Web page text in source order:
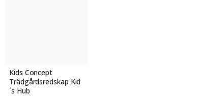
Kids Concept
Trädgårdsredskap Kid
´s Hub